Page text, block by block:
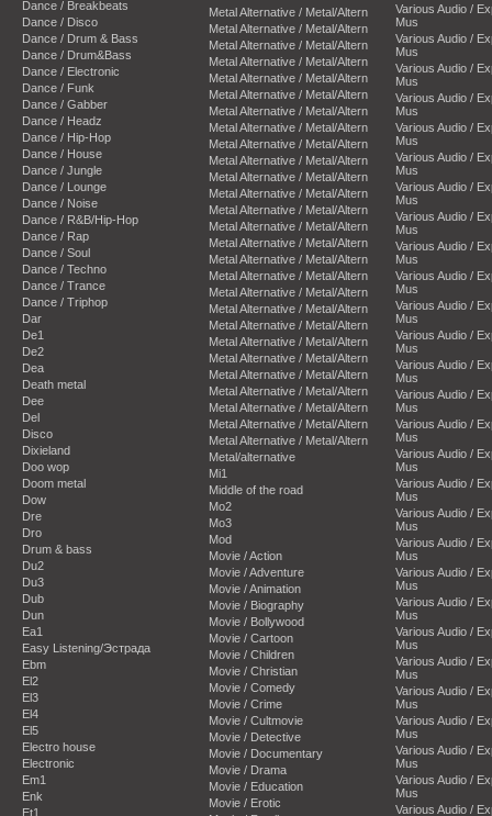
Dance / Breakbeats
Dance / Disco
Dance / Drum & Bass
Dance / Drum&Bass
Dance / Electronic
Dance / Funk
Dance / Gabber
Dance / Headz
Dance / Hip-Hop
Dance / House
Dance / Jungle
Dance / Lounge
Dance / Noise
Dance / R&B/Hip-Hop
Dance / Rap
Dance / Soul
Dance / Techno
Dance / Trance
Dance / Triphop
Dar
De1
De2
Dea
Death metal
Dee
Del
Disco
Dixieland
Doo wop
Doom metal
Dow
Dre
Dro
Drum & bass
Du2
Du3
Dub
Dun
Ea1
Easy Listening/Эстрада
Ebm
El2
El3
El4
El5
Electro house
Electronic
Em1
Enk
Et1
Metal Alternative / Metal/Altern
Metal Alternative / Metal/Altern
Metal Alternative / Metal/Altern
Metal Alternative / Metal/Altern
Metal Alternative / Metal/Altern
Metal Alternative / Metal/Altern
Metal Alternative / Metal/Altern
Metal Alternative / Metal/Altern
Metal Alternative / Metal/Altern
Metal Alternative / Metal/Altern
Metal Alternative / Metal/Altern
Metal Alternative / Metal/Altern
Metal Alternative / Metal/Altern
Metal Alternative / Metal/Altern
Metal Alternative / Metal/Altern
Metal Alternative / Metal/Altern
Metal Alternative / Metal/Altern
Metal Alternative / Metal/Altern
Metal Alternative / Metal/Altern
Metal Alternative / Metal/Altern
Metal Alternative / Metal/Altern
Metal Alternative / Metal/Altern
Metal Alternative / Metal/Altern
Metal Alternative / Metal/Altern
Metal Alternative / Metal/Altern
Metal Alternative / Metal/Altern
Metal Alternative / Metal/Altern
Metal/alternative
Mi1
Middle of the road
Mo2
Mo3
Mod
Movie / Action
Movie / Adventure
Movie / Animation
Movie / Biography
Movie / Bollywood
Movie / Cartoon
Movie / Children
Movie / Christian
Movie / Comedy
Movie / Crime
Movie / Cultmovie
Movie / Detective
Movie / Documentary
Movie / Drama
Movie / Education
Movie / Erotic
Various Audio /
Mus
Various Audio /
Mus
Various Audio /
Mus
Various Audio /
Mus
Various Audio /
Mus
Various Audio /
Mus
Various Audio /
Mus
Various Audio /
Mus
Various Audio /
Mus
Various Audio /
Mus
Various Audio /
Mus
Various Audio /
Mus
Various Audio /
Mus
Various Audio /
Mus
Various Audio /
Mus
Various Audio /
Mus
Various Audio /
Mus
Various Audio /
Mus
Various Audio /
Mus
Various Audio /
Mus
Various Audio /
Mus
Various Audio /
Mus
Various Audio /
Mus
Various Audio /
Mus
Various Audio /
Mus
Various Audio /
Mus
Various Audio /
Mus
Various Audio /